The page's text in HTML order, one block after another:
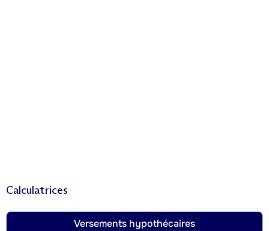
Calculatrices
Versements hypothécaires